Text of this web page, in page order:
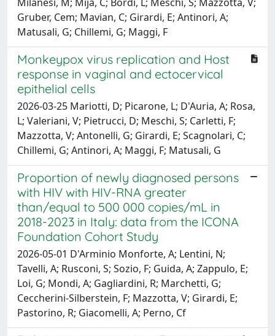
Gruber, Cem; Mavian, C; Girardi, E; Antinori, A;
Matusali, G; Chillemi, G; Maggi, F
Monkeypox virus replication and Host
response in vaginal and ectocervical
epithelial cells
2026-03-25 Mariotti, D; Picarone, L; D'Auria, A; Rosa,
L; Valeriani, V; Pietrucci, D; Meschi, S; Carletti, F;
Mazzotta, V; Antonelli, G; Girardi, E; Scagnolari, C;
Chillemi, G; Antinori, A; Maggi, F; Matusali, G
Proportion of newly diagnosed persons
with HIV with HIV-RNA greater
than/equal to 500 000 copies/mL in
2018-2023 in Italy: data from the ICONA
Foundation Cohort Study
2026-05-01 D'Arminio Monforte, A; Lentini, N;
Tavelli, A; Rusconi, S; Sozio, F; Guida, A; Zappulo, E;
Loi, G; Mondi, A; Gagliardini, R; Marchetti, G;
Ceccherini-Silberstein, F; Mazzotta, V; Girardi, E;
Pastorino, R; Giacomelli, A; Perno, Cf